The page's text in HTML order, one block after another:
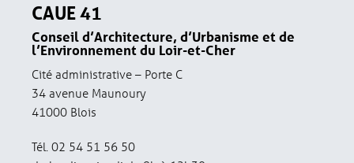
CAUE 41
Conseil d’Architecture, d’Urbanisme et de
l’Environnement du Loir-et-Cher
Cité administrative – Porte C
34 avenue Maunoury
41000 Blois
Tél. 02 54 51 56 50